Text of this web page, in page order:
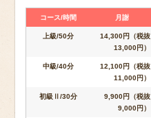
コース/時間 月謝
上級/50分
14,300円（税抜
13,000円）
中級/40分
12,100円（税抜
11,000円）
初級Ⅱ/30分
9,900円（税抜
9,000円）